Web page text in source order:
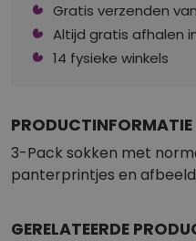
Gratis verzenden
Altijd gratis afhalen
14 fysieke winkels
PRODUCTINFORMATIE
3-Pack sokken met
panterprintjes en
GERELATEERDE